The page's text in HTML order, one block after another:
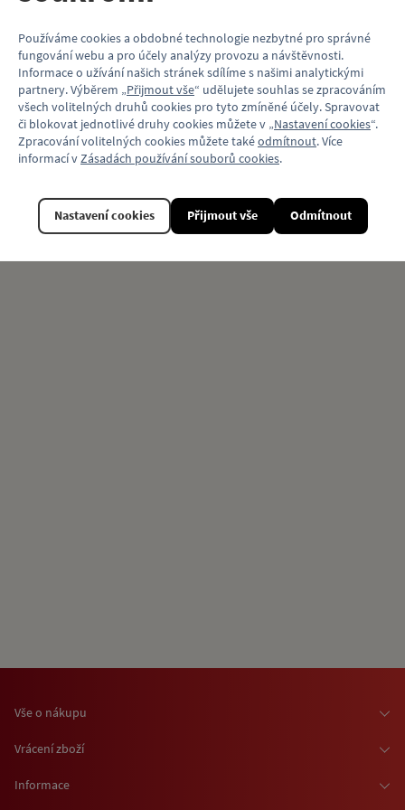
Materiál Magnetická fólie
Model vozu ČKD Tatra T3
Motiv (typ vozu) Tramvaj
Související produkty
Vše o nákupu
Osobní odběr zboží
Vrácení zboží
Informace
Používáme cookies a obdobné technologie nezbytné pro správné
fungování webu a pro účely analýzy provozu a návštěvnosti.
Informace o užívání našich stránek sdílíme s našimi analytickými
partnery. Výběrem „Přijmout vše“ udělujete souhlas se zpracováním
všech volitelných druhů cookies pro tyto zmíněné účely. Spravovat
či blokovat jednotlivé druhy cookies můžete v „Nastavení cookies“.
Zpracování volitelných cookies můžete takéodmítnout. Více
informací v Zásadách používání souborů cookies.
Odmítnout
Nastavení cookies Přijmout vše